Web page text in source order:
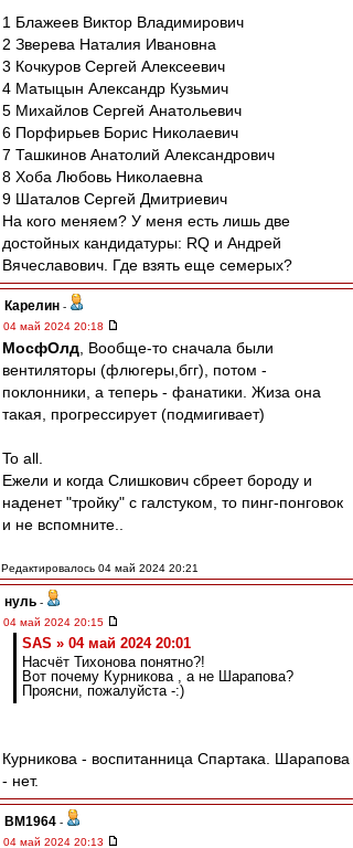
1 Блажеев Виктор Владимирович
2 Зверева Наталия Ивановна
3 Кочкуров Сергей Алексеевич
4 Матыцын Александр Кузьмич
5 Михайлов Сергей Анатольевич
6 Порфирьев Борис Николаевич
7 Ташкинов Анатолий Александрович
8 Хоба Любовь Николаевна
9 Шаталов Сергей Дмитриевич
На кого меняем? У меня есть лишь две
достойных кандидатуры: RQ и Андрей
Вячеславович. Где взять еще семерых?
Карелин -
04 май 2024 20:18
МосфОлд , Вообще-то сначала были
вентиляторы (флюгеры,бгг), потом -
поклонники, а теперь - фанатики. Жиза она
такая, прогрессирует (подмигивает)
To all.
Ежели и когда Слишкович сбреет бороду и
наденет "тройку" с галстуком, то пинг-понговок
и не вспомните..
Редактировалось 04 май 2024 20:21
нуль -
04 май 2024 20:15
SAS » 04 май 2024 20:01
Насчёт Тихонова понятно?!
Вот почему Курникова , а не Шарапова?
Проясни, пожалуйста -:)
Курникова - воспитанница Спартака. Шарапова
- нет.
BM1964 -
04 май 2024 20:13